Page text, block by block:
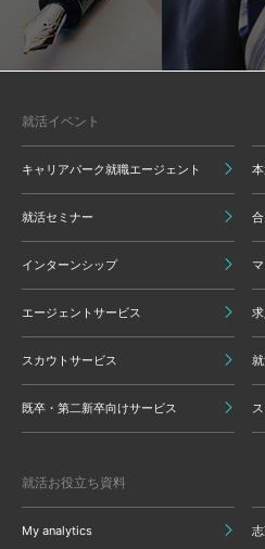
就活イベント
キャリアパーク就職エージェント
就活セミナー
インターンシップ
エージェントサービス
スカウトサービス
既卒・第二新卒向けサービス
就活お役立ち資料
My analytics